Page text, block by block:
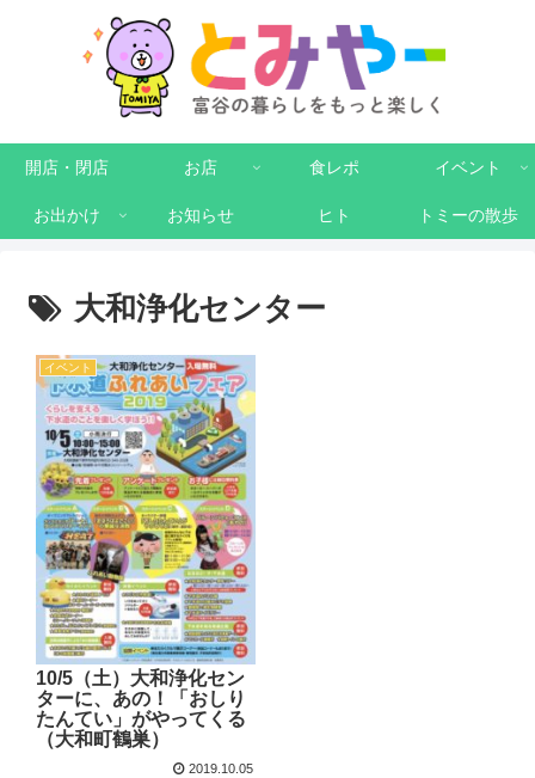
開店・閉店 お店 食レポ イベント
お出かけ お知らせ ヒト トミーの散歩
大和浄化センター
イベント
10/5（土）大和浄化セン
ターに、あの！「おしり
たんてい」がやってくる
（大和町鶴巣）
2019.10.05